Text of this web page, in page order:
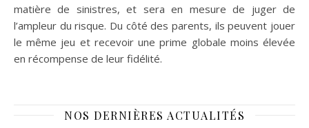
matière de sinistres, et sera en mesure de juger de
l’ampleur du risque. Du côté des parents, ils peuvent jouer
le même jeu et recevoir une prime globale moins élevée
en récompense de leur fidélité.
NOS DERNIÈRES ACTUALITÉS